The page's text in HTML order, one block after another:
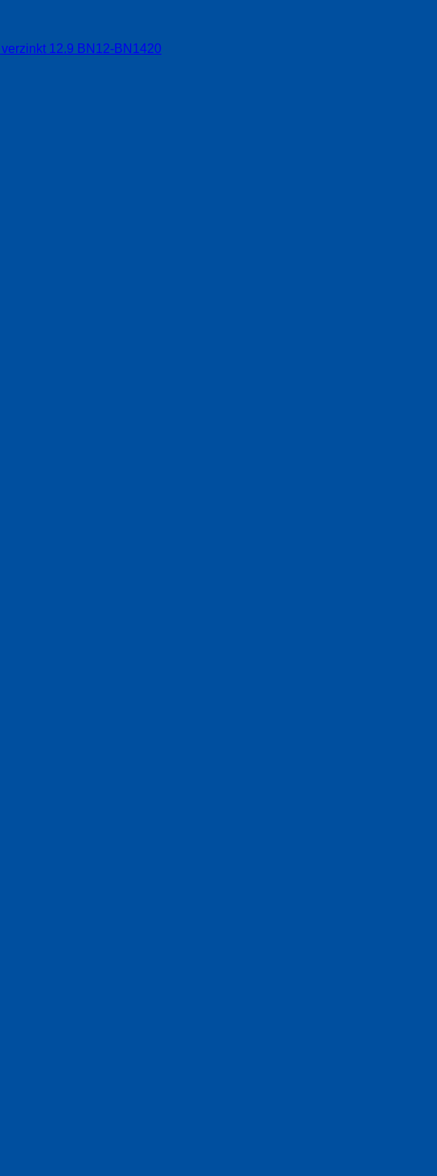
12.9 BN12-BN1420